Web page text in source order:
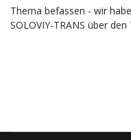
Thema befassen - wir
SOLOVIY-TRANS über